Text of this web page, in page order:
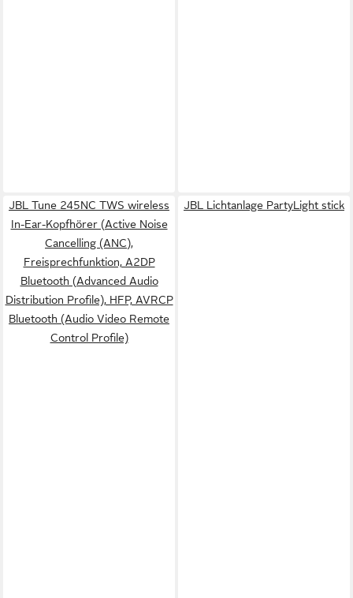
JBL Tune 245NC TWS wireless
In-Ear-Kopfhörer (Active Noise
Cancelling (ANC),
Freisprechfunktion, A2DP
Bluetooth (Advanced Audio
Distribution Profile), HFP, AVRCP
Bluetooth (Audio Video Remote
Control Profile)
JBL Lichtanlage PartyLight stick